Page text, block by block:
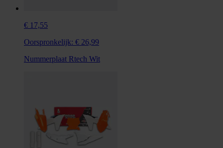
€ 17,55
Oorspronkelijk: € 26,99
Nummerplaat Rtech Wit